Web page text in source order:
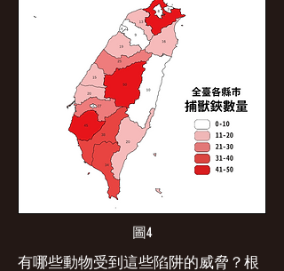
圖4
有哪些動物受到這些陷阱的威脅？根